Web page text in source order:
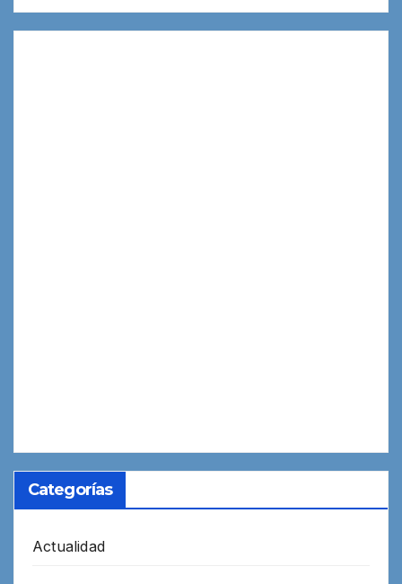
Categorías
Actualidad